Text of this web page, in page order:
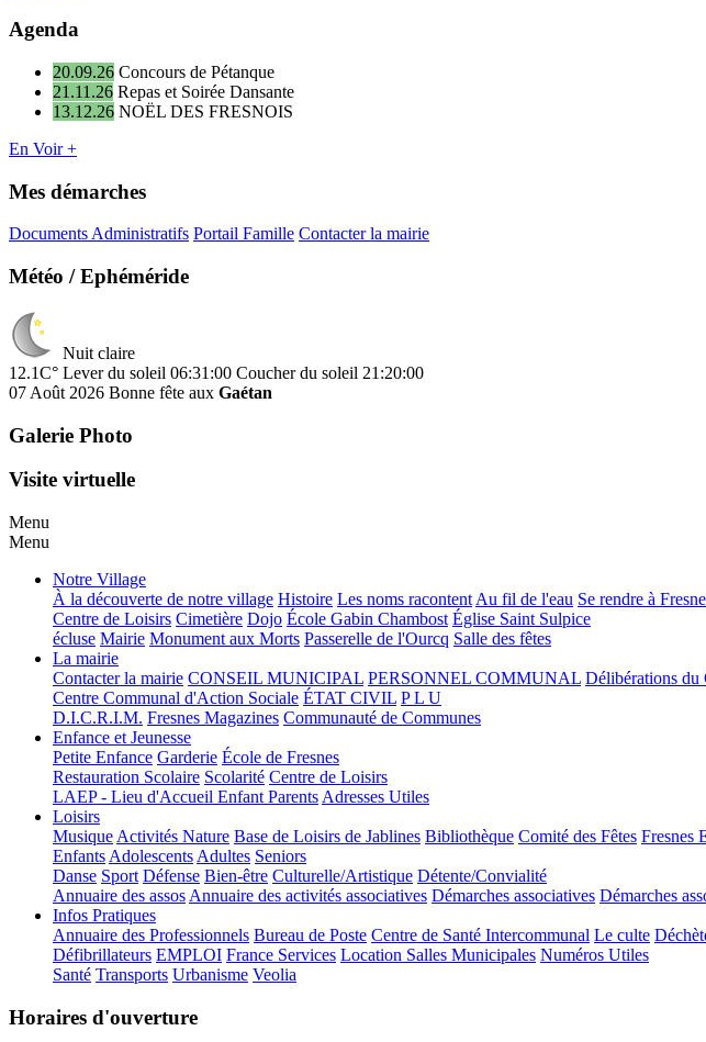
Agenda
20.09.26 Concours de Pétanque
21.11.26 Repas et Soirée Dansante
13.12.26 NOËL DES FRESNOIS
En Voir +
Mes démarches
Documents Administratifs Portail Famille Contacter la mairie
Météo / Ephéméride
Nuit claire
12.1C° Lever du soleil 06:31:00 Coucher du soleil 21:20:00
07 Août 2026 Bonne fête aux Gaétan
Galerie Photo
Visite virtuelle
Menu
Menu
Notre Village
À la découverte de notre village Histoire Les noms racontent Au fil de l'eau Se rendre à
Centre de Loisirs Cimetière Dojo École Gabin Chambost Église Saint Sulpice
écluse Mairie Monument aux Morts Passerelle de l'Ourcq Salle des fêtes
La mairie
Contacter la mairie CONSEIL MUNICIPAL PERSONNEL COMMUNAL Délibérations du
Centre Communal d'Action Sociale ÉTAT CIVIL P L U
D.I.C.R.I.M. Fresnes Magazines Communauté de Communes
Enfance et Jeunesse
Petite Enfance Garderie École de Fresnes
Restauration Scolaire Scolarité Centre de Loisirs
LAEP - Lieu d'Accueil Enfant Parents Adresses Utiles
Loisirs
Musique Activités Nature Base de Loisirs de Jablines Bibliothèque Comité des Fêtes Fresnes
Enfants Adolescents Adultes Seniors
Danse Sport Défense Bien-être Culturelle/Artistique Détente/Convialité
Annuaire des assos Annuaire des activités associatives Démarches associatives Démarches
Infos Pratiques
Annuaire des Professionnels Bureau de Poste Centre de Santé Intercommunal Le culte
Défibrillateurs EMPLOI France Services Location Salles Municipales Numéros Utiles
Santé Transports Urbanisme Veolia
Horaires d'ouverture